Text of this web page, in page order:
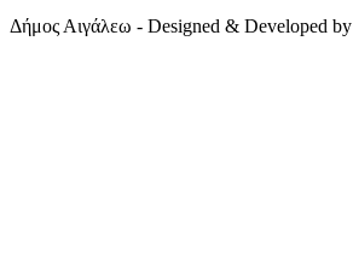
Δήμος Αιγάλεω - Designed & Developed by